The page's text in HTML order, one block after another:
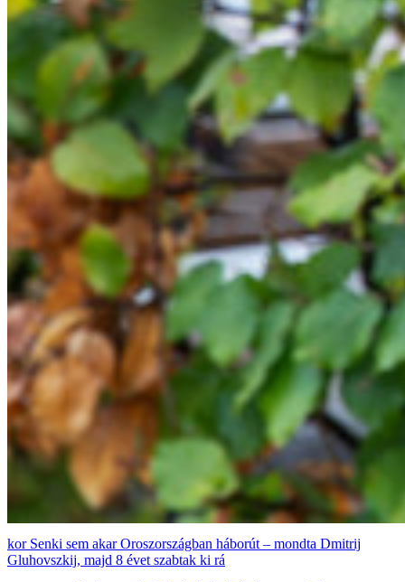
Senki sem akar Oroszországban háborút – mondta Dmitrij
Gluhovszkij, majd 8 évet szabtak ki rá